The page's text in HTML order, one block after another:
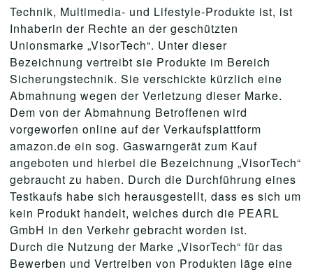
Technik, Multimedia- und Lifestyle-Produkte ist, ist
Inhaberin der Rechte an der geschützten
Unionsmarke „VisorTech“. Unter dieser
Bezeichnung vertreibt sie Produkte im Bereich
Sicherungstechnik. Sie verschickte kürzlich eine
Abmahnung wegen der Verletzung dieser Marke.
Dem von der Abmahnung Betroffenen wird
vorgeworfen online auf der Verkaufsplattform
amazon.de ein sog. Gaswarngerät zum Kauf
angeboten und hierbei die Bezeichnung „VisorTech“
gebraucht zu haben. Durch die Durchführung eines
Testkaufs habe sich herausgestellt, dass es sich um
kein Produkt handelt, welches durch die PEARL
GmbH in den Verkehr gebracht worden ist.
Durch die Nutzung der Marke „VisorTech“ für das
Bewerben und Vertreiben von Produkten läge eine